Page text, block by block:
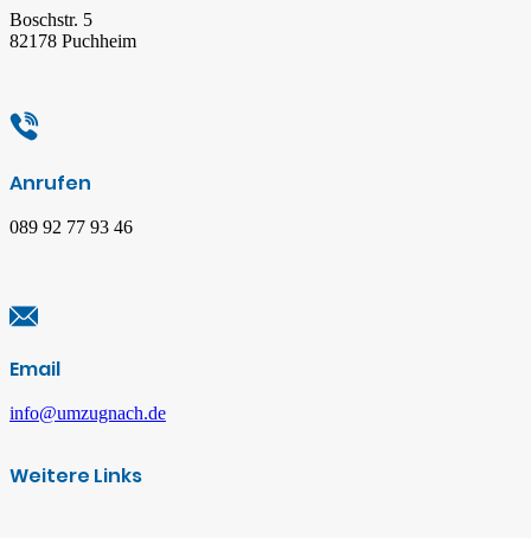
Boschstr. 5
82178 Puchheim
Anrufen
089 92 77 93 46
Email
info@umzugnach.de
Weitere Links